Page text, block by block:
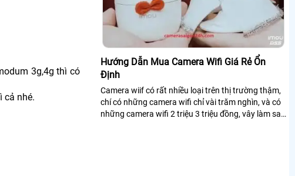
3g,4g thì có
cả nhé.
Hướng Dẫn Mua Camera Wifi Giá Rẻ Ổn
Định
Camera wiif có rất nhiều loại trên thị trường thậm,
chí có những camera wifi chỉ vài trăm nghìn, và có
những camera wifi 2 triệu 3 triệu đồng, vây làm sao